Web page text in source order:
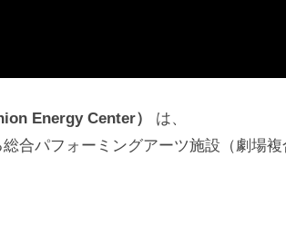
Energy Center）
は、
合パフォーミングアーツ施設（劇場複